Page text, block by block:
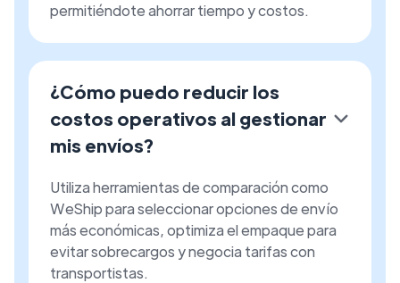
permitiéndote ahorrar tiempo y costos.
¿Cómo puedo reducir los
costos operativos al gestionar
mis envíos?
Utiliza herramientas de comparación como
WeShip para seleccionar opciones de envío
más económicas, optimiza el empaque para
evitar sobrecargos y negocia tarifas con
transportistas.